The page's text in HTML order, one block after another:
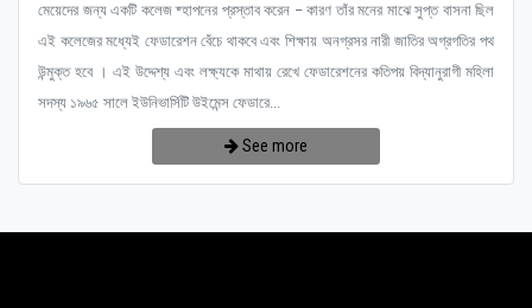
মেয়েদের জন্য একটি কলেজ ষ্হাপনের প্রস্তাব করেন – কারণ তাঁর মনের মাঝে সুপ্ত বাসনা ছিল
এই কলেজের মধ্যেই ফেডারেশন বেঁচে থাকবে এবং শিক্ষায় অনগ্রসর নারী জাতির অগ্রগতির পথ
উন্মুক্ত হবে । এই উদ্দেশ্য এবং লক্ষ্যকে মাথায় রেখে ফেডারেশনের কতিপয় বিদ্যানুরাগী মহিলা
সদস্য ১৯৬৫ সালে ইউনিভার্সিটি উইমেন্স ফেডারে...
See more